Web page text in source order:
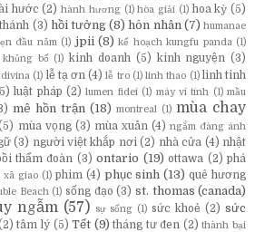
hước (2) hành hương (1) hòa giải (1) hoa kỳ (5)
(3) hồi tưởng (8) hôn nhân (7) humanae
đầu năm (1) jpii (8) kế hoạch kungfu panda (1)
khủng bố (1) kinh doanh (5) kinh nguyện (3)
(1) lễ tạ ơn (4) lễ tro (1) linh thao (1) linh tinh
luật pháp (2) lumen fidei (1) máy vi tính (1) mầu
mê hồn trận (18) montreal (1) mùa chay
mùa vọng (3) mùa xuân (4) ngắm đàng ánh
(3) người việt khắp nơi (2) nhà cửa (4) nhật
thẩm đoàn (3) ontario (19) ottawa (2) phá
xã giao (1) phim (4) phục sinh (13) quê hương
Beach (1) sống đạo (3) st. thomas (canada)
ngẫm (57) sự sống (1) sức khoẻ (2) sức
tâm lý (5) Tết (9) tháng tư đen (2) thành bại